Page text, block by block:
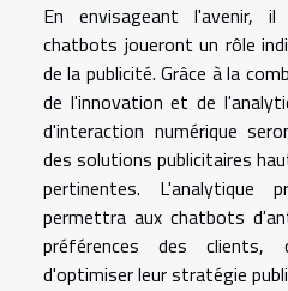
En envisageant l'avenir,
chatbots joueront un rôle
de la publicité. Grâce à la
de l'innovation et de
d'interaction numérique
des solutions publicitaires
pertinentes. L'analytique
permettra aux chatbots
préférences des
d'optimiser leur stratégie